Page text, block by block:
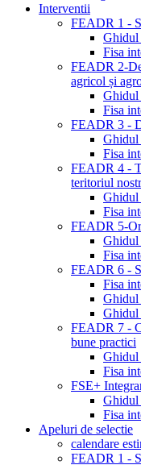
Interventii
FEADR 1 -
Ghidul
Fisa
FEADR 2-
agricol și
Ghidul
Fisa
FEADR 3 -
Ghidul
Fisa
FEADR 4 -
teritoriul
Ghidul
Fisa
FEADR 5-
Ghidul
Fisa
FEADR 6 -
Fisa
Ghidul
Ghidul
FEADR 7 -
bune practici
Ghidul
Fisa
FSE+
Ghidul
Fisa
Apeluri de selectie
calendare
FEADR 1 -